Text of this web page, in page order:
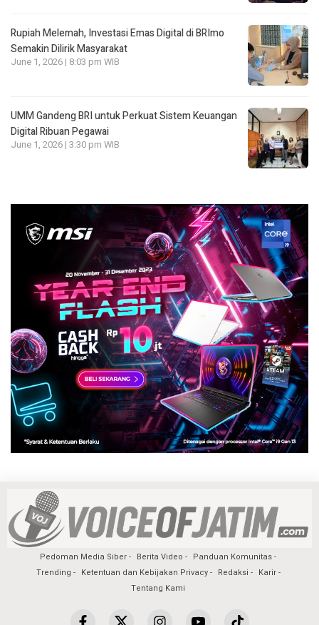
Rupiah Melemah, Investasi Emas Digital di BRImo
Semakin Dilirik Masyarakat
June 1, 2026 | 8:03 pm WIB
UMM Gandeng BRI untuk Perkuat Sistem Keuangan
Digital Ribuan Pegawai
June 1, 2026 | 3:30 pm WIB
Pedoman Media Siber Berita Video
Panduan Komunitas
Trending
Ketentuan dan Kebijakan Privacy Redaksi
Karir
Tentang Kami